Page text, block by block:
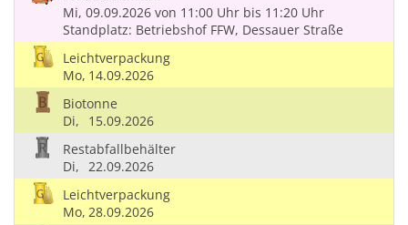
Mi, 09.09.2026 von 11:00 Uhr bis 11:20 Uhr
Standplatz: Betriebshof FFW, Dessauer Straße
Leichtverpackung
Mo, 14.09.2026
Biotonne
Di,
15.09.2026
Restabfallbehälter
Di, 22.09.2026
Leichtverpackung
Mo, 28.09.2026